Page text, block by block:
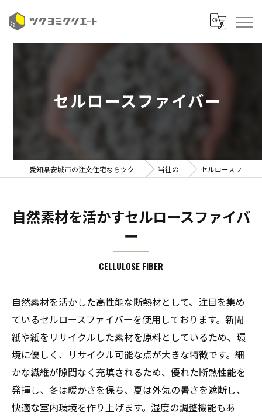
セルロースファイバー
当社の特徴 セルロースファイバー
自然素材を活かすセルロースファイバ
ー
CELLULOSE FIBER
自然素材を活かした高性能な断熱材として、注目を集め
ているセルロースファイバーを使用しております。新聞
紙や紙をリサイクルした素材を原料としているため、環
境に優しく、リサイクル可能な点が大きな特徴です。細
かな繊維が隙間なく充填されるため、優れた断熱性能を
発揮し、冬は暖かさを保ち、夏は外気の暑さを遮断し、
快適な室内環境を作り上げます。湿度の調整機能もあ